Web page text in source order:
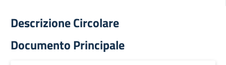
Descrizione Circolare
Documento Principale